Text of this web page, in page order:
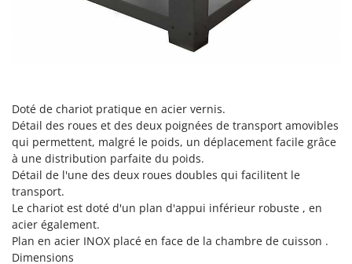
Snapper
Solidur
Spice Electronics
Spiralmac
Spring Protezione
Spyro
Stanley
Doté de chariot pratique en acier vernis.
Détail des roues et des deux poignées de transport amovibles
qui permettent, malgré le poids, un déplacement facile grâce
à une distribution parfaite du poids.
Détail de l'une des deux roues doubles qui facilitent le
transport.
Le chariot est doté d'un plan d'appui inférieur robuste , en
acier également.
Plan en acier INOX placé en face de la chambre de cuisson .
Dimensions